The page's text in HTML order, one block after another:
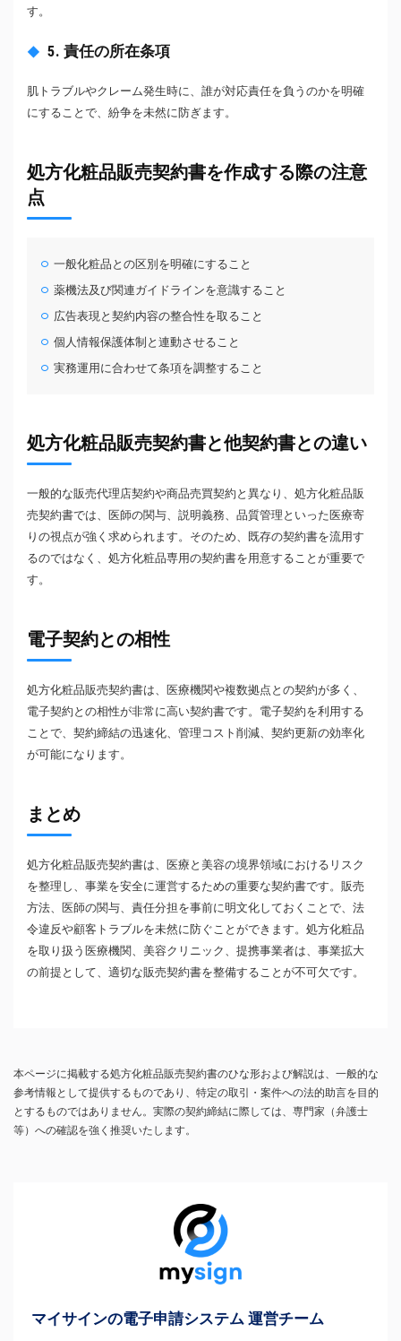
す。
5. 責任の所在条項
肌トラブルやクレーム発生時に、誰が対応責任を負うのかを明確
にすることで、紛争を未然に防ぎます。
処方化粧品販売契約書を作成する際の注意
点
一般化粧品との区別を明確にすること
薬機法及び関連ガイドラインを意識すること
広告表現と契約内容の整合性を取ること
個人情報保護体制と連動させること
実務運用に合わせて条項を調整すること
処方化粧品販売契約書と他契約書との違い
一般的な販売代理店契約や商品売買契約と異なり、処方化粧品販
売契約書では、医師の関与、説明義務、品質管理といった医療寄
りの視点が強く求められます。そのため、既存の契約書を流用す
るのではなく、処方化粧品専用の契約書を用意することが重要で
す。
電子契約との相性
処方化粧品販売契約書は、医療機関や複数拠点との契約が多く、
電子契約との相性が非常に高い契約書です。電子契約を利用する
ことで、契約締結の迅速化、管理コスト削減、契約更新の効率化
が可能になります。
まとめ
処方化粧品販売契約書は、医療と美容の境界領域におけるリスク
を整理し、事業を安全に運営するための重要な契約書です。販売
方法、医師の関与、責任分担を事前に明文化しておくことで、法
令違反や顧客トラブルを未然に防ぐことができます。処方化粧品
を取り扱う医療機関、美容クリニック、提携事業者は、事業拡大
の前提として、適切な販売契約書を整備することが不可欠です。
本ページに掲載する処方化粧品販売契約書のひな形および解説は、一般的な
参考情報として提供するものであり、特定の取引・案件への法的助言を目的
とするものではありません。実際の契約締結に際しては、専門家（弁護士
等）への確認を強く推奨いたします。
マイサインの電子申請システム 運営チーム